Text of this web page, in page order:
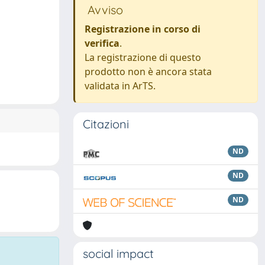
Avviso
Registrazione in corso di
verifica.
La registrazione di questo
prodotto non è ancora stata
validata in ArTS.
Citazioni
ND
ND
ND
social impact